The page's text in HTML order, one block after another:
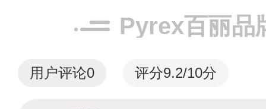
杂物，您将会有
Pyrex百丽品
用户评论0 评分9.2/10分